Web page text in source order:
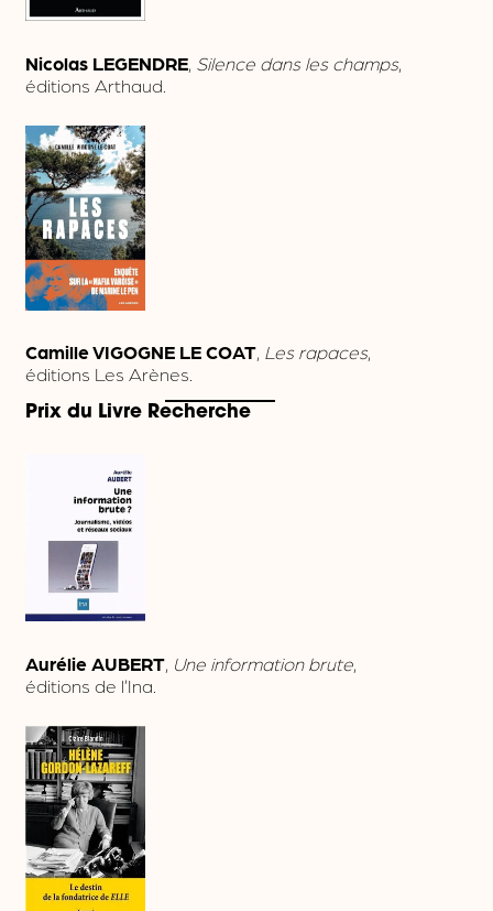
Nicolas LEGENDRE, Silence dans les champs,
éditions Arthaud.
Camille VIGOGNE LE COAT, Les rapaces,
éditions Les Arènes.
Prix du Livre Recherche
Aurélie AUBERT, Une information brute,
éditions de l’Ina.